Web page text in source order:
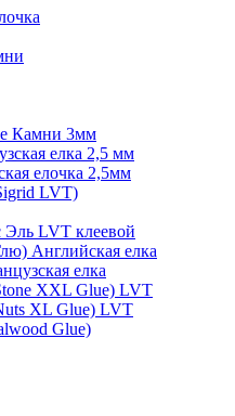
Камни 3мм
елка 2,5 мм
елочка 2,5мм
LVT)
Эль LVT клеевой
Английская елка
елка
XXL Glue) LVT
XL Glue) LVT
Glue)